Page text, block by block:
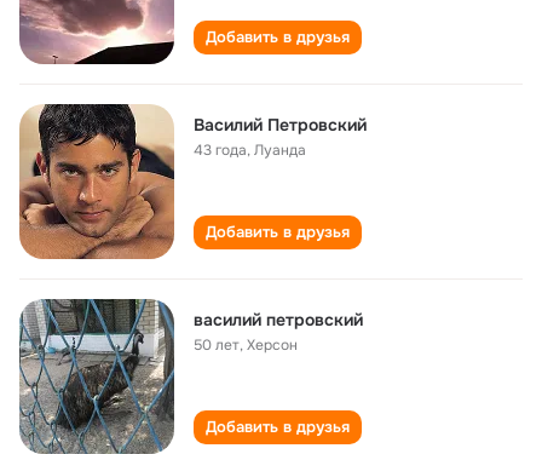
Добавить в друзья
Василий Петровский
43 года,Луанда
Добавить в друзья
василий петровский
50 лет,Херсон
Добавить в друзья